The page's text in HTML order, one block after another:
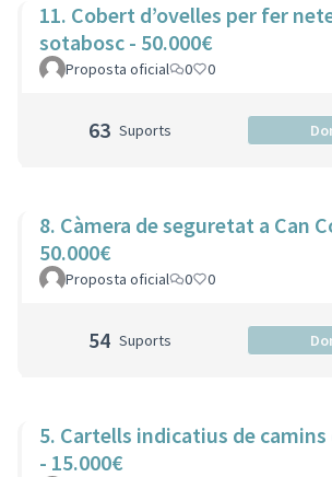
11. Cobert d’ovelles per fer
sotabosc - 50.000€
Proposta oficial 0 0
63 Suports
8. Càmera de seguretat a Can
50.000€
Proposta oficial 0 0
54 Suports
5. Cartells indicatius de camins
- 15.000€